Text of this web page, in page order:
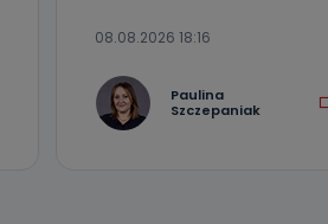
08.08.2026 18:16
Paulina
Szczepaniak